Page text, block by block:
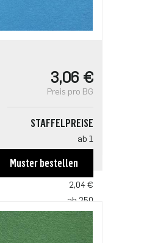
3,06 €
Preis pro BG
STAFFELPREISE
ab 1
ab 125
2,04 €
ab 250
1,97 €
ab 625
Muster bestellen